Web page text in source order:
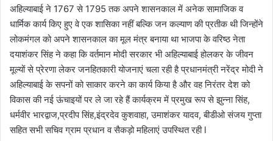
अहिल्याबाई ने 1767 से 1795 तक अपने शासनकाल में अनेक सामाजिक व
धार्मिक कार्य किए हुए वे एक शासिका नहीं बल्कि जन कल्याण की प्रतीक थी जिन्होंने
लोकमंगल को अपने शासनकाल का मूल मंत्र बनाया था भाजपा के वरिष्ठ नेता
दयाशंकर सिंह ने कहा कि वर्तमान मोदी सरकार भी अहिल्याबाई होलकर के जीवन
मूल्यों से प्रेरणा लेकर जनहितकारी योजनाएं चला रही है प्रधानमंत्री नरेंद्र मोदी ने
अहिल्याबाई के सपनों को साकार करने का कार्य किया है और वह निरंतर देश को
विकास की नई ऊंचाइयों पर ले जा रहे हैं कार्यक्रम में प्रमुख रूप से झुन्ना सिंह,
धर्मवीर भारद्वाज,प्रदीप सिंह,इंद्रदेव कुशवाहा, उमाशंकर यादव, बीडीओ संजय गुप्ता
सहित सभी सचिव ग्राम प्रधान व सैकड़ो महिलाएं उपस्थित रही l